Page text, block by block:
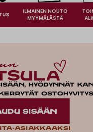
ILMAINEN NOUTO
MYYMÄLÄSTÄ
hyödynnät
SISÄÄN
asiakkaaksi